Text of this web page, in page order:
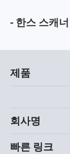
- 한스 스캐
제품
회사명
빠른 링크